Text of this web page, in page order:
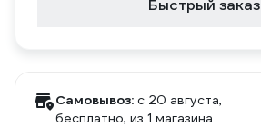
Быстрый заказ
Самовывоз: c 20 августа,
бесплатно, из 1 магазина